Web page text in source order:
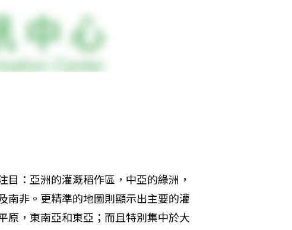
：亞洲的灌溉稻作區，中亞的綠洲，
南非。更精準的地圖則顯示出主要的灌
原，東南亞和東亞；而且特別集中於大